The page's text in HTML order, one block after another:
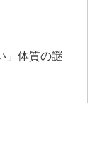
」体質の謎